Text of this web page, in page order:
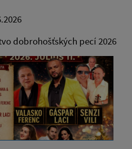
dobrohošťských pecí 2026